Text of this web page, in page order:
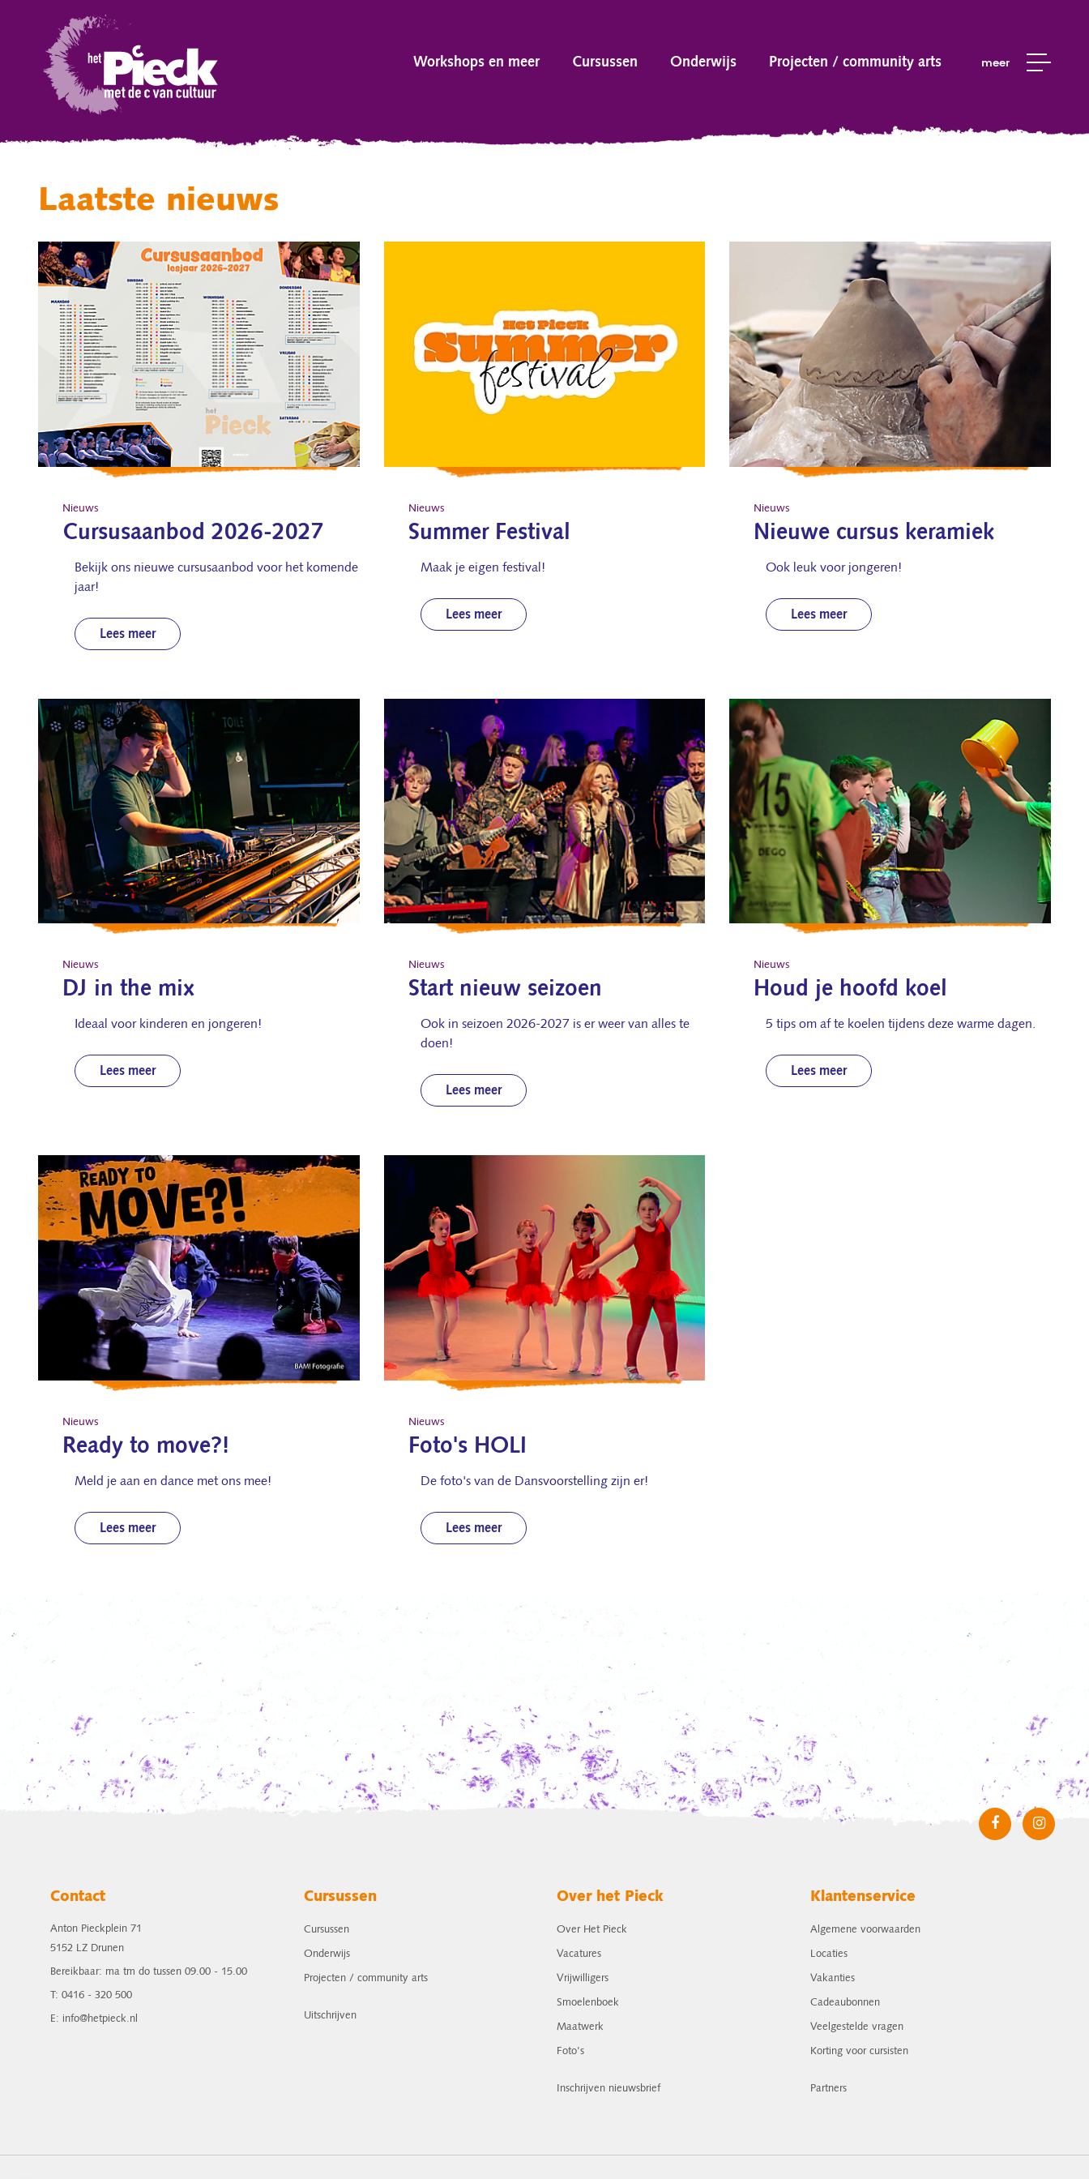
Workshops en meer Cursussen Onderwijs Projecten / community arts meer
Laatste nieuws
Nieuws
Cursusaanbod 2026-2027
Bekijk ons nieuwe cursusaanbod voor het komende
jaar!
Lees meer
Nieuws
Summer Festival
Maak je eigen festival!
Lees meer
Nieuws
Nieuwe cursus keramiek
Ook leuk voor jongeren!
Lees meer
Nieuws
DJ in the mix
Ideaal voor kinderen en jongeren!
Lees meer
Nieuws
Start nieuw seizoen
Ook in seizoen 2026-2027 is er weer van alles te
doen!
Lees meer
Nieuws
Houd je hoofd koel
5 tips om af te koelen tijdens deze warme dagen.
Lees meer
Nieuws
Ready to move?!
Meld je aan en dance met ons mee!
Lees meer
Nieuws
Foto's HOLI
De foto's van de Dansvoorstelling zijn er!
Lees meer
Contact
Anton Pieckplein 71
5152 LZ Drunen
Bereikbaar: ma tm do tussen 09.00 - 15.00
T: 0416 - 320 500
E: info@hetpieck.nl
Cursussen
Cursussen
Onderwijs
Projecten / community arts
Uitschrijven
Over het Pieck
Over Het Pieck
Vacatures
Vrijwilligers
Smoelenboek
Maatwerk
Foto's
Inschrijven nieuwsbrief
Klantenservice
Algemene voorwaarden
Locaties
Vakanties
Cadeaubonnen
Veelgestelde vragen
Korting voor cursisten
Partners